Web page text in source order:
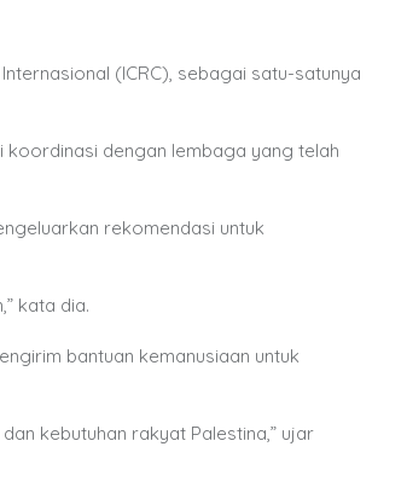
(ICRC), sebagai satu-satunya
koordinasi dengan lembaga yang telah
rekomendasi untuk
kata dia.
bantuan kemanusiaan untuk
kebutuhan rakyat Palestina,” ujar